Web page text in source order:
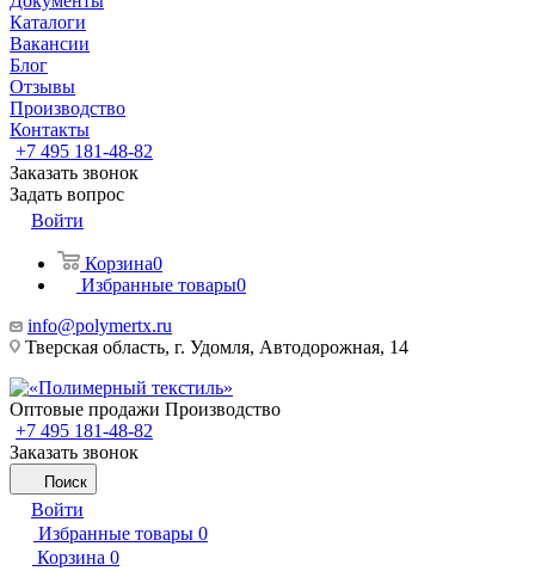
Каталоги
Вакансии
Блог
Отзывы
Производство
Контакты
+7 495 181-48-82
Заказать звонок
Задать вопрос
Войти
Корзина0
Избранные товары0
info@polymertx.ru
Тверская область, г. Удомля, Автодорожная, 14
Оптовые продажи Производство
+7 495 181-48-82
Заказать звонок
Поиск
Войти
Избранные товары 0
Корзина 0